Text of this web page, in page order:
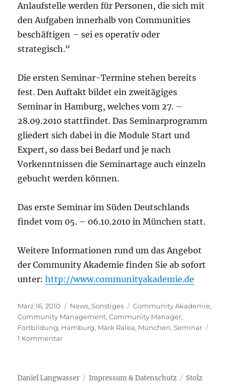
Anlaufstelle werden für Personen, die sich mit
den Aufgaben innerhalb von Communities
beschäftigen – sei es operativ oder
strategisch.“
Die ersten Seminar-Termine stehen bereits
fest. Den Auftakt bildet ein zweitägiges
Seminar in Hamburg, welches vom 27. –
28.09.2010 stattfindet. Das Seminarprogramm
gliedert sich dabei in die Module Start und
Expert, so dass bei Bedarf und je nach
Vorkenntnissen die Seminartage auch einzeln
gebucht werden können.
Das erste Seminar im Süden Deutschlands
findet vom 05. – 06.10.2010 in München statt.
Weitere Informationen rund um das Angebot
der Community Akademie finden Sie ab sofort
unter:http://www.communityakademie.de
Veröffentlicht
am
März 16, 2010 Kategorien
News,Sonstiges Schlagwörter
Community Akademie,
Community Management,Community Manager,
Fortbildung, Hamburg, Mark Ralea, München,Seminar
1 Kommentarzu
Seminare
Daniel Langwasser Impressum & Datenschutz
Stolz